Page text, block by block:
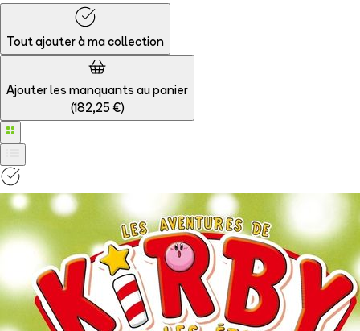
Tout ajouter à ma collection
Ajouter les manquants au panier
(182,25 €)